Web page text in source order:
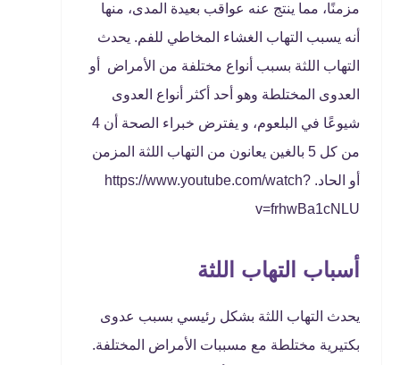
مزمنًا، مما ينتج عنه عواقب بعيدة المدى، منها
أنه يسبب التهاب الغشاء المخاطي للفم. يحدث
التهاب اللثة بسبب أنواع مختلفة من الأمراض أو
العدوى المختلطة وهو أحد أكثر أنواع العدوى
شيوعًا في البلعوم، و يفترض خبراء الصحة أن 4
من كل 5 بالغين يعانون من التهاب اللثة المزمن
أو الحاد. https://www.youtube.com/watch?
v=frhwBa1cNLU
أسباب التهاب اللثة
يحدث التهاب اللثة بشكل رئيسي بسبب عدوى
بكتيرية مختلطة مع مسببات الأمراض المختلفة.